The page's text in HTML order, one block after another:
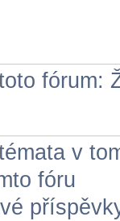
fórum:
v
fóru